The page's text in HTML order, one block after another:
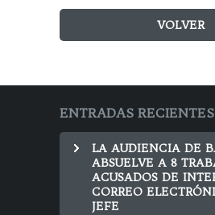
VOLVER
ENTRADAS RECIENTES
LA AUDIENCIA DE
ABSUELVE A 8
ACUSADOS DE
CORREO
JEFE